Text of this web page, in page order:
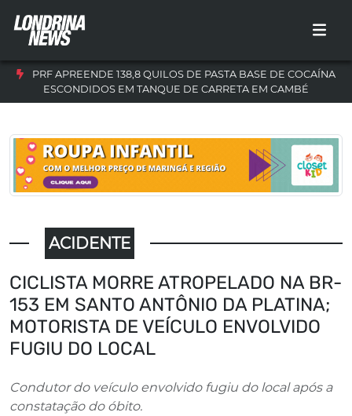
PRF APREENDE 138,8 QUILOS DE PASTA BASE DE COCAÍNA
ESCONDIDOS EM TANQUE DE CARRETA EM CAMBÉ
ACIDENTE
CICLISTA MORRE ATROPELADO NA BR-
153 EM SANTO ANTÔNIO DA PLATINA;
MOTORISTA DE VEÍCULO ENVOLVIDO
FUGIU DO LOCAL
Condutor do veículo envolvido fugiu do local após a
constatação do óbito.